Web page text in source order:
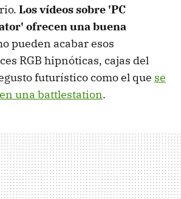
Los vídeos sobre 'PC
ofrecen una buena
pueden acabar esos
RGB hipnóticas, cajas del
futurístico como el que se
una battlestation.